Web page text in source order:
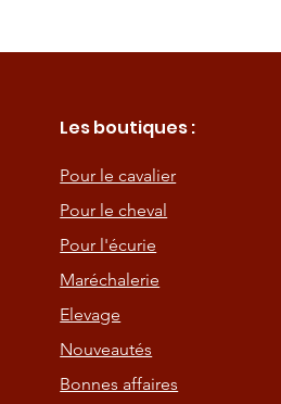
Les boutiques :
Pour le cavalier
Pour le cheval
Pour l'écurie
Maréchalerie
Elevage
Nouveautés
Bonnes affaires